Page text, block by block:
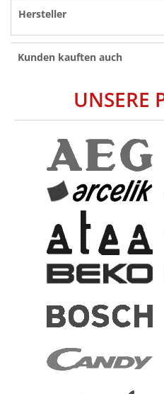
Hersteller
Kunden kauften auch
UNSERE